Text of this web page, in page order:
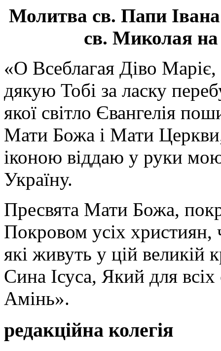
Молитва св. Папи
св. Миколая на
«О Всеблагая Діво
дякую Тобі за ласку
якої світло Євангелія
Мати Божа і Мати
іконою віддаю у руки
Україну.
Пресвята Мати Божа,
Покровом усіх християн,
які живуть у цій великій
Сина Ісуса, Який для
Амінь».
редакційна колегія